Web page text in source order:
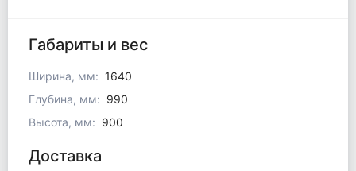
Габариты и вес
Ширина, мм: 1640
Глубина, мм: 990
Высота, мм: 900
Доставка